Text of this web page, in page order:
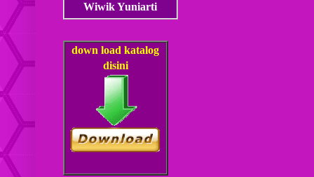
Wiwik Yuniarti
down load katalog
disini